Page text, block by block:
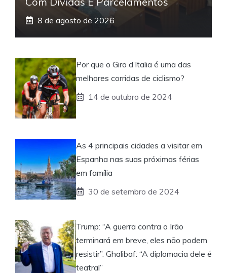
8 de agosto de 2026
Por que o Giro d’Italia é uma das
melhores corridas de ciclismo?
14 de outubro de 2024
As 4 principais cidades a visitar em
Espanha nas suas próximas férias
em família
30 de setembro de 2024
Trump: “A guerra contra o Irão
terminará em breve, eles não podem
resistir”. Ghalibaf: “A diplomacia dele é
teatral”